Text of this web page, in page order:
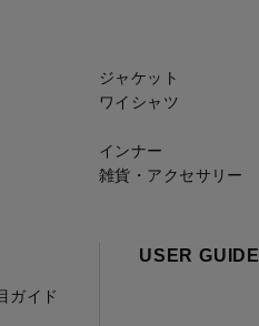
ジャケット
ワイシャツ
インナー
雑貨・アクセサリー
ガイド
USER GUIDE